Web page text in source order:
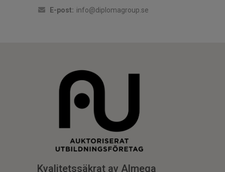
E-post: info@diplomagroup.se
Kvalitetssäkrat av Almega